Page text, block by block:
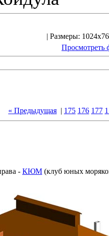
| Размеры:
Просмотреть
« Предыдущая | 175 176 177
- КЮМ (клуб юных